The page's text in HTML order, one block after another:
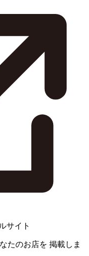
サイト
たのお店を 掲載しま